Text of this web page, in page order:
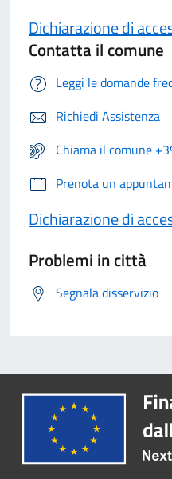
Dichiarazione di
Contatta il comune
Leggi le domande
Richiedi Assistenza
Chiama il comune
Prenota un
Dichiarazione di
Problemi in città
Segnala disservizio